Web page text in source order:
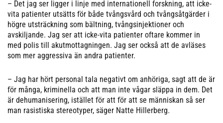
– Det jag ser ligger i linje med internationell forskning, att icke-
vita patienter utsätts för både tvångsvård och tvångsåtgärder i
högre utsträckning som bältning, tvångsinjektioner och
avskiljande. Jag ser att icke-vita patienter oftare kommer in
med polis till akutmottagningen. Jag ser också att de avläses
som mer aggressiva än andra patienter.
– Jag har hört personal tala negativt om anhöriga, sagt att de är
för många, kriminella och att man inte vågar släppa in dem. Det
är dehumanisering, istället för att för att se människan så ser
man rasistiska stereotyper, säger Natte Hillerberg.